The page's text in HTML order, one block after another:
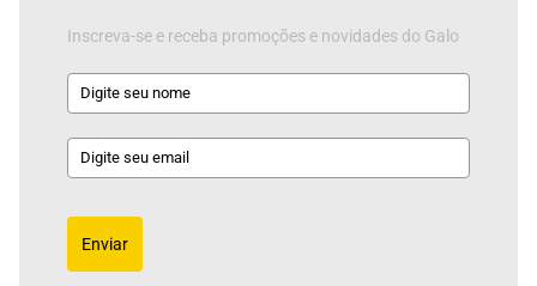
Inscreva-se e receba promoções e novidades do Galo
Enviar